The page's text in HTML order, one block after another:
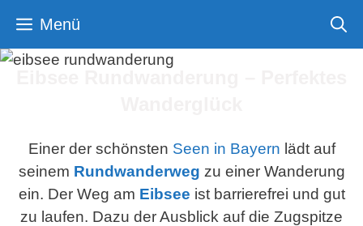
Inhalt
springen
Menü
Einer der schönsten Seen in Bayern lädt auf
seinem Rundwanderweg zu einer Wanderung
ein. Der Weg am Eibsee ist barrierefrei und gut
zu laufen. Dazu der Ausblick auf die Zugspitze